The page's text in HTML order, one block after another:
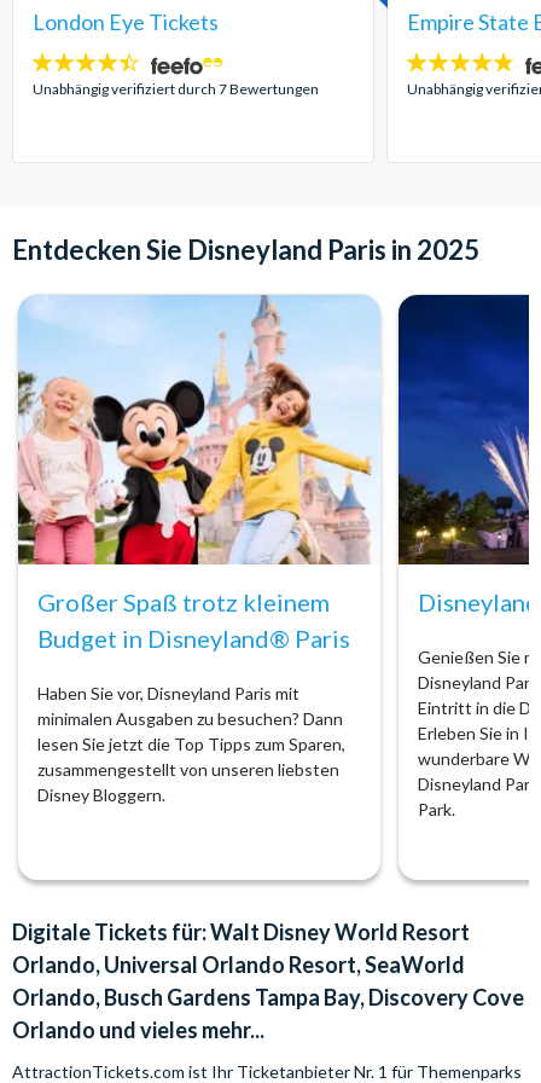
London Eye Tickets
4.4
Sterne:
Unabhängig verifiziert durch 7 Bewertungen
Empire State
4.7
Sterne:
Unabhängig
Entdecken Sie Disneyland Paris in 2025
Großer Spaß trotz kleinem
Budget in Disneyland® Paris
Haben Sie vor, Disneyland Paris mit
minimalen Ausgaben zu besuchen? Dann
lesen Sie jetzt die Top Tipps zum Sparen,
zusammengestellt von unseren liebsten
Disney Bloggern.
Genießen Sie
Disneyland
Eintritt in die
Erleben Sie in
wunderbare
Disneyland
Park.
Digitale Tickets für: Walt Disney World Resort
Orlando, Universal Orlando Resort, SeaWorld
Orlando, Busch Gardens Tampa Bay, Discovery Cove
Orlando und vieles mehr...
AttractionTickets.com ist Ihr Ticketanbieter Nr. 1 für Themenparks